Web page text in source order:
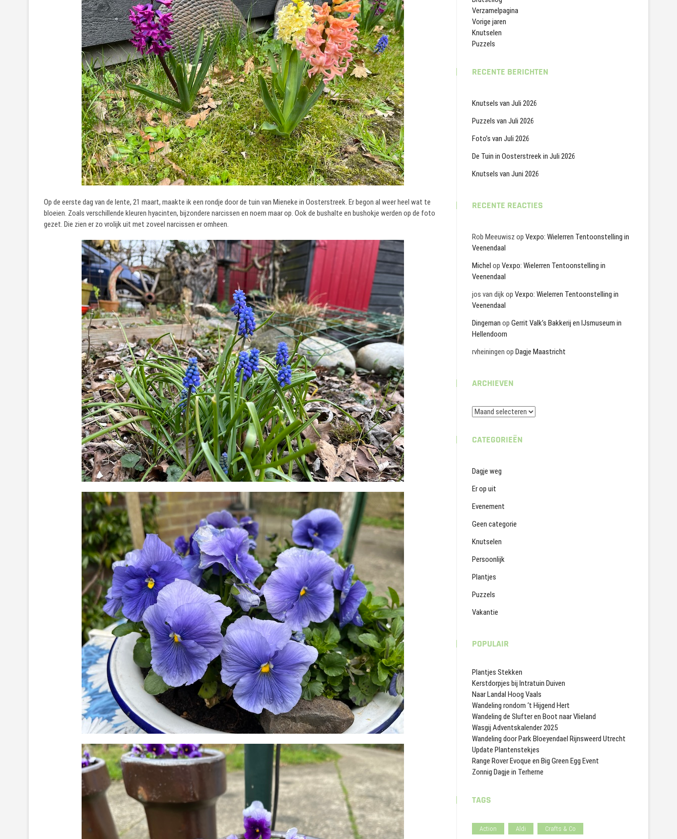
Op de eerste dag van de lente, 21 maart, maakte ik een rondje door de tuin van Mieneke in Oosterstreek. Er begon al weer heel wat te
bloeien. Zoals verschillende kleuren hyacinten, bijzondere narcissen en noem maar op. Ook de bushalte en bushokje werden op de foto
gezet. Die zien er zo vrolijk uit met zoveel narcissen er omheen.
Verzamelpagina
Vorige jaren
Knutselen
Puzzels
RECENTE BERICHTEN
Knutsels van Juli 2026
Puzzels van Juli 2026
Foto’s van Juli 2026
De Tuin in Oosterstreek in Juli 2026
Knutsels van Juni 2026
RECENTE REACTIES
Rob Meeuwisz op Vexpo: Wielerren Tentoonstelling in
Veenendaal
Michel op Vexpo: Wielerren Tentoonstelling in
Veenendaal
jos van dijkop Vexpo: Wielerren Tentoonstelling in
Veenendaal
Dingeman op Gerrit Valk’s Bakkerij en IJsmuseum in
Hellendoorn
rvheiningen op Dagje Maastricht
ARCHIEVEN
Archieven
CATEGORIEËN
Dagje weg
Er op uit
Evenement
Geen categorie
Knutselen
Persoonlijk
Plantjes
Puzzels
Vakantie
POPULAIR
Plantjes Stekken
Kerstdorpjes bij Intratuin Duiven
Naar Landal Hoog Vaals
Wandeling rondom ‘t Hijgend Hert
Wandeling de Slufter en Boot naar Vlieland
Wasgij Adventskalender 2025
Wandeling door Park Bloeyendael Rijnsweerd Utrecht
Update Plantenstekjes
Range Rover Evoque en Big Green Egg Event
Zonnig Dagje in Terherne
TAGS
Action Aldi Crafts & Co